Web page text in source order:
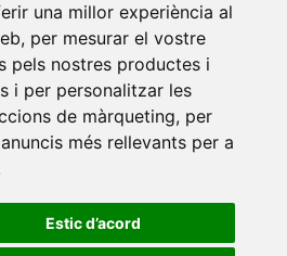
una millor experiència al
, per mesurar el vostre
pels nostres productes i
i per personalitzar les
de màrqueting, per
més rellevants per a
Estic d’acord
a Twitter